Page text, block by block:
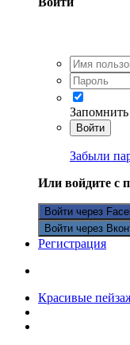
Войти
Забыли
Или войдите с
Войти через
Войти через
Регистрация
Красивые